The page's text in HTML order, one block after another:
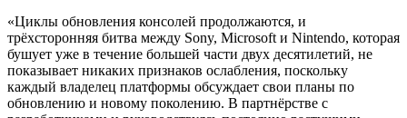
«Циклы обновления консолей продолжаются, и
трёхсторонняя битва между Sony, Microsoft и Nintendo, которая
бушует уже в течение большей части двух десятилетий, не
показывает никаких признаков ослабления, поскольку
каждый владелец платформы обсуждает свои планы по
обновлению и новому поколению. В партнёрстве с